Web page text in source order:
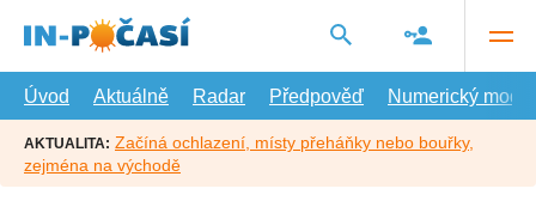
hlavní
Úvod
Aktuálně Radar Předpověď Numerický model
AKTUALITA: Začíná ochlazení, místy přeháňky nebo bouřky,
zejména na východě